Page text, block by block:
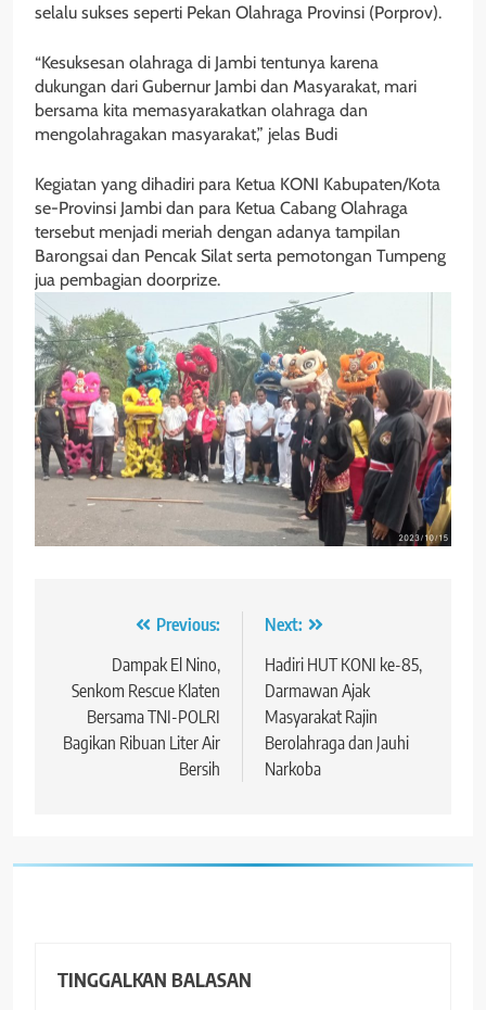
selalu sukses seperti Pekan Olahraga Provinsi (Porprov).
“Kesuksesan olahraga di Jambi tentunya karena
dukungan dari Gubernur Jambi dan Masyarakat, mari
bersama kita memasyarakatkan olahraga dan
mengolahragakan masyarakat,” jelas Budi
Kegiatan yang dihadiri para Ketua KONI Kabupaten/Kota
se-Provinsi Jambi dan para Ketua Cabang Olahraga
tersebut menjadi meriah dengan adanya tampilan
Barongsai dan Pencak Silat serta pemotongan Tumpeng
jua pembagian doorprize.
Navigasi Previous:
Dampak El Nino,
Senkom Rescue Klaten
Bersama TNI-POLRI
Bagikan Ribuan Liter Air
Bersih
Next:
Hadiri HUT KONI ke-85,
Darmawan Ajak
Masyarakat Rajin
Berolahraga dan Jauhi
Narkoba
TINGGALKAN BALASAN